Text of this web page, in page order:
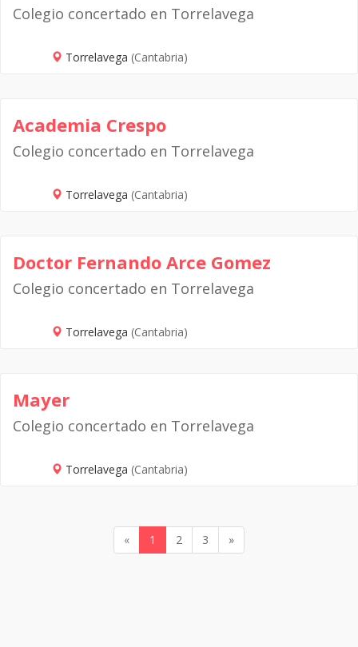
Colegio concertado en Torrelavega
Torrelavega (Cantabria)
Academia Crespo
Colegio concertado en Torrelavega
Torrelavega (Cantabria)
Doctor Fernando Arce Gomez
Colegio concertado en Torrelavega
Torrelavega (Cantabria)
Mayer
Colegio concertado en Torrelavega
Torrelavega (Cantabria)
« 1 2 3 »